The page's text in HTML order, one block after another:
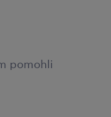
nástupní
hrubého (podle
pomohli